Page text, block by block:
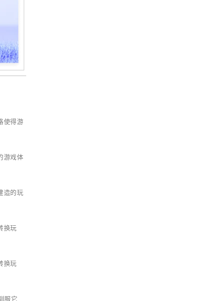
使得游
游戏体
造的玩
换玩
换玩
服它